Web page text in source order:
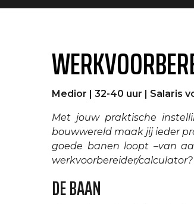
Medior | 32-40 uur | Salaris
Met jouw praktische
bouwwereld maak jij ieder
goede banen loopt –van
werkvoorbereider/calculator?
DE BAAN